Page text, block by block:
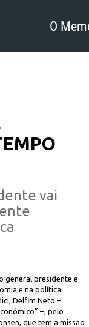
O
vai
general presidente e
e na política.
Delfim Neto –
–, pelo
que tem a missão